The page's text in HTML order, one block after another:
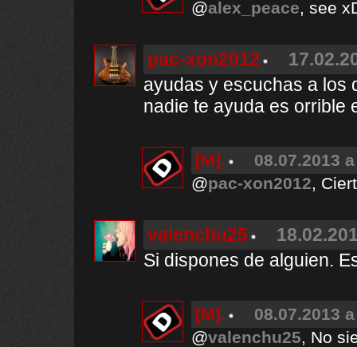
@alex_peace, see
pac-xon2012
ayudas y escuchas a los
nadie te ayuda es orrible
[M].
08.07.2013
@pac-xon2012,
valenchu25
Si dispones de alguien.
[M].
08.07.2013
@valenchu25, No